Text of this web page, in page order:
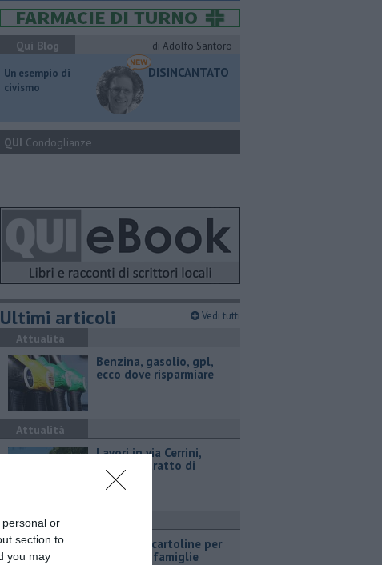
or
section to
you may
Qui Blog
di Adolfo Santoro
​Un esempio di
civismo
DISINCANTATO
QUI Condoglianze
Ultimi articoli Vedi tutti
Attualità
​Benzina, gasolio, gpl,
ecco dove risparmiare
Attualità
Lavori in via Cerrini,
riapre un tratto di
strada
Attualità
Ventimila cartoline per
bambini e famiglie